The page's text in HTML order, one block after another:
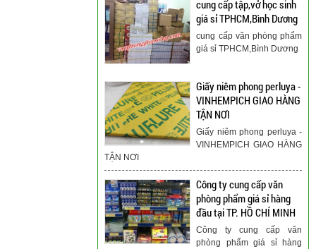
cung cấp tập,vở học sinh
giá sỉ TPHCM,Bình Dương
cung cấp văn phòng phẩm
giá sỉ TPHCM,Bình Dương
Giấy niêm phong perluya -
VINHEMPICH GIAO HÀNG
TẬN NƠI
Giấy niêm phong perluya -
VINHEMPICH GIAO HÀNG
TẬN NƠI
Công ty cung cấp văn
phòng phẩm giá sỉ hàng
đầu tại TP. HỒ CHÍ MINH
Công ty cung cấp văn
phòng phẩm giá sỉ hàng